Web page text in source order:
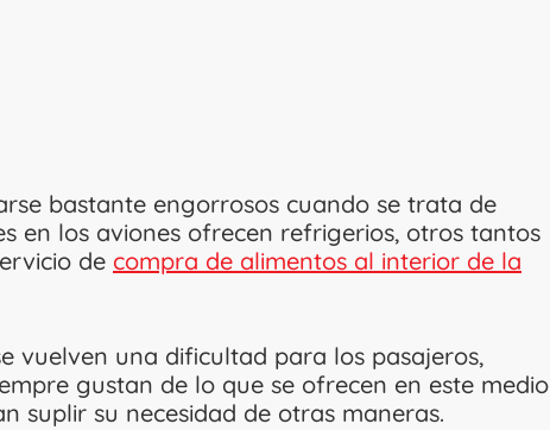
bastante engorrosos cuando se trata de
en los aviones ofrecen refrigerios, otros tantos
de compra de alimentos al interior de la
vuelven una dificultad para los pasajeros,
gustan de lo que se ofrecen en este medio
suplir su necesidad de otras maneras.